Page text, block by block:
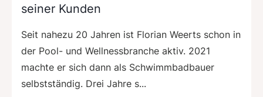
seiner Kunden
Seit nahezu 20 Jahren ist Florian Weerts schon in
der Pool- und Wellnessbranche aktiv. 2021
machte er sich dann als Schwimmbadbauer
selbstständig. Drei Jahre s...